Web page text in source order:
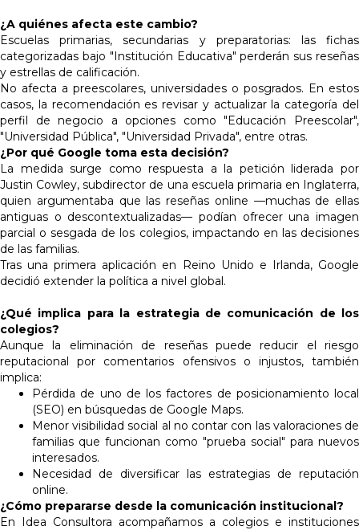
¿A quiénes afecta este cambio?
Escuelas primarias, secundarias y preparatorias: las fichas
categorizadas bajo "Institución Educativa" perderán sus reseñas
y estrellas de calificación.
No afecta a preescolares, universidades o posgrados. En estos
casos, la recomendación es revisar y actualizar la categoría del
perfil de negocio a opciones como "Educación Preescolar",
"Universidad Pública", "Universidad Privada", entre otras.
¿Por qué Google toma esta decisión?
La medida surge como respuesta a la petición liderada por
Justin Cowley, subdirector de una escuela primaria en Inglaterra,
quien argumentaba que las reseñas online —muchas de ellas
antiguas o descontextualizadas— podían ofrecer una imagen
parcial o sesgada de los colegios, impactando en las decisiones
de las familias.
Tras una primera aplicación en Reino Unido e Irlanda, Google
decidió extender la política a nivel global.
¿Qué implica para la estrategia de comunicación de los
colegios?
Aunque la eliminación de reseñas puede reducir el riesgo
reputacional por comentarios ofensivos o injustos, también
implica:
Pérdida de uno de los factores de posicionamiento local
(SEO) en búsquedas de Google Maps.
Menor visibilidad social al no contar con las valoraciones de
familias que funcionan como "prueba social" para nuevos
interesados.
Necesidad de diversificar las estrategias de reputación
online.
¿Cómo prepararse desde la comunicación institucional?
En Idea Consultora acompañamos a colegios e instituciones